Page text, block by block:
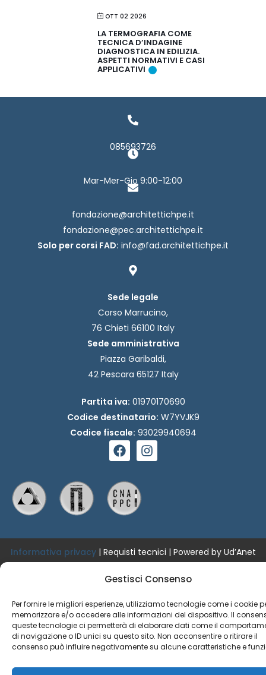
Gestisci Consenso
Per fornire le migliori esperienze, utilizziamo tecnologie come i cookie
memorizzare e/o accedere alle informazioni del dispositivo. Il
queste tecnologie ci permetterà di elaborare dati come il
di navigazione o ID unici su questo sito. Non acconsentire o ritirare il
consenso può influire negativamente su alcune caratteristiche e
OTT 02 2026
LA TERMOGRAFIA COME
TECNICA D’INDAGINE
DIAGNOSTICA IN EDILIZIA.
ASPETTI NORMATIVI E CASI
APPLICATIVI
085693726
Mar-Mer-Gio 9:00-12:00
fondazione@architettichpe.it
fondazione@pec.architettichpe.it
Solo per corsi FAD: info@fad.architettichpe.it
Sede legale
Corso Marrucino,
76 Chieti 66100 Italy
Sede amministrativa
Piazza Garibaldi,
42 Pescara 65127 Italy
Partita iva: 01970170690
Codice destinatario: W7YVJK9
Codice fiscale: 93029940694
F
a
e
b
o
o
I
n
m
Informativa privacy | Requisti tecnici | Powered by Ud’Anet
Copyright © Fondazione Architetti Chieti Pescara